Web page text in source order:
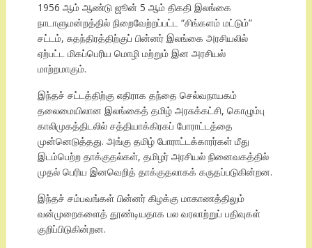
1956 ஆம் ஆண்டு ஜூன் 5 ஆம் திகதி இலங்கை
நாடாளுமன்றத்தில் நிறைவேற்றப்பட்ட “சிங்களம் மட்டும்”
சட்டம், சுதந்திரத்திற்குப் பின்னர் இலங்கை அரசியலில்
ஏற்பட்ட மிகப்பெரிய மொழி மற்றும் இன அரசியல்
மாற்றமாகும்.
இந்தச் சட்டத்திற்கு எதிராக தந்தை செல்வநாயகம்
தலைமையிலான இலங்கைத் தமிழ் அரசுக்கட்சி, கொழும்பு
காலிமுகத்திடலில் சத்தியாக்கிரகப் போராட்டத்தை
முன்னெடுத்தது. அங்கு தமிழ் போராட்டக்காரர்கள் மீது
இடம்பெற்ற தாக்குதல்கள், தமிழர் அரசியல் நினைவகத்தில்
முதல் பெரிய இனவெறித் தாக்குதலாகக் கருதப்படுகின்றன.
இந்தச் சம்பவங்கள் பின்னர் கிழக்கு மாகாணத்திலும்
வன்முறைகளைத் தூண்டியதாக பல வரலாற்றுப் பதிவுகள்
குறிப்பிடுகின்றன.